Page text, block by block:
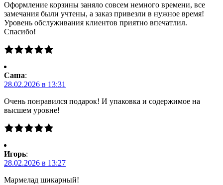
Оформление корзины заняло совсем немного времени, все
замечания были учтены, а заказ привезли в нужное время!
Уровень обслуживания клиентов приятно впечатлил.
Спасибо!
Саша:
28.02.2026 в 13:31
Очень понравился подарок! И упаковка и содержимое на
высшем уровне!
Игорь:
28.02.2026 в 13:27
Мармелад шикарный!